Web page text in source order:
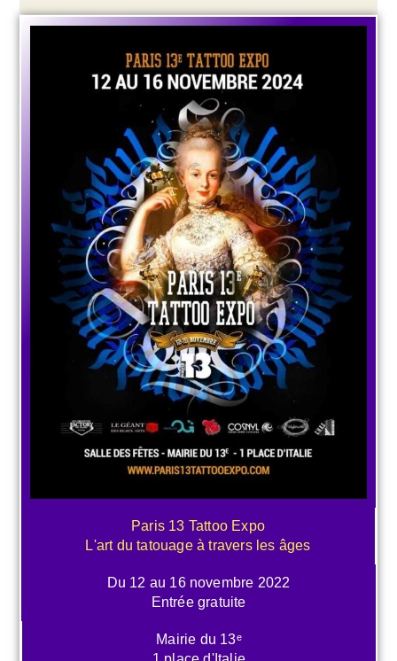
Paris 13 Tattoo Expo
L'art du tatouage à travers les âges
Du 12 au 16 novembre 2022
Entrée gratuite
Mairie du 13ᵉ